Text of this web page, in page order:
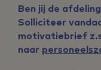
Ben jij de
Solliciteer
motivatiebrief
naar